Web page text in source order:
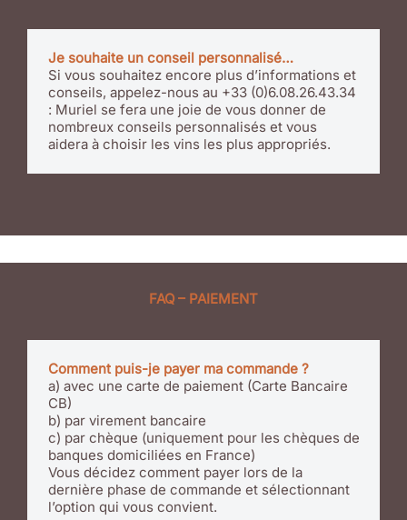
Je souhaite un conseil personnalisé…
Si vous souhaitez encore plus d’informations et
conseils, appelez-nous au +33 (0)6.08.26.43.34
: Muriel se fera une joie de vous donner de
nombreux conseils personnalisés et vous
aidera à choisir les vins les plus appropriés.
FAQ – PAIEMENT
Comment puis-je payer ma commande ?
a) avec une carte de paiement (Carte Bancaire
CB)
b) par virement bancaire
c) par chèque (uniquement pour les chèques de
banques domiciliées en France)
Vous décidez comment payer lors de la
dernière phase de commande et sélectionnant
l’option qui vous convient.